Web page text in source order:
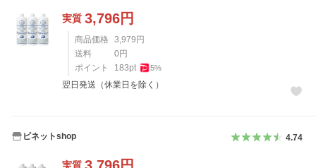
実質 3,796円
商品価格 3,979円
送料
0円
ポイント
183pt 5%
翌日発送（休業日を除く）
ビネットshop 4.74
実質 3,796円